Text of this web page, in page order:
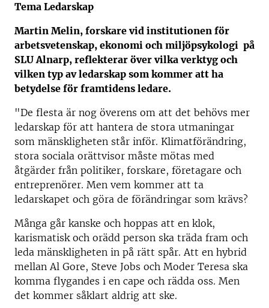
Tema Ledarskap
Martin Melin, forskare vid institutionen för
arbetsvetenskap, ekonomi och miljöpsykologi på
SLU Alnarp, reflekterar över vilka verktyg och
vilken typ av ledarskap som kommer att ha
betydelse för framtidens ledare.
"De flesta är nog överens om att det behövs mer
ledarskap för att hantera de stora utmaningar
som mänskligheten står inför. Klimatförändring,
stora sociala orättvisor måste mötas med
åtgärder från politiker, forskare, företagare och
entreprenörer. Men vem kommer att ta
ledarskapet och göra de förändringar som krävs?
Många går kanske och hoppas att en klok,
karismatisk och orädd person ska träda fram och
leda mänskligheten in på rätt spår. Att en hybrid
mellan Al Gore, Steve Jobs och Moder Teresa ska
komma flygandes i en cape och rädda oss. Men
det kommer såklart aldrig att ske.